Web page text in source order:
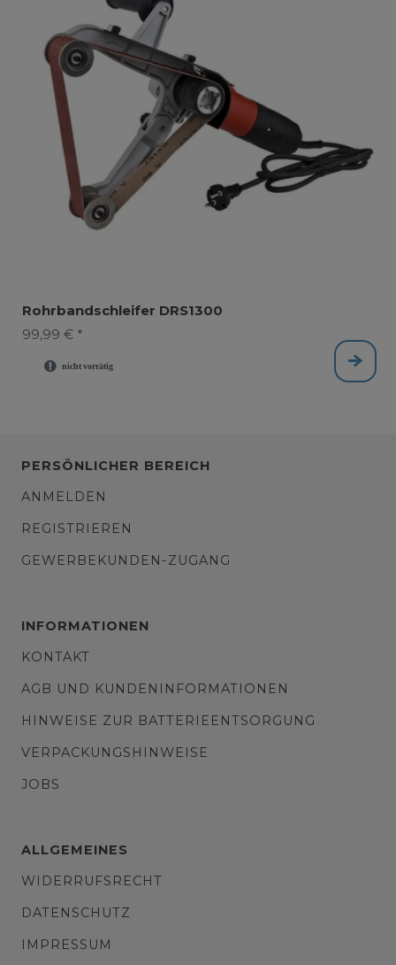
Rohrbandschleifer DRS1300
99,99 € *
PERSÖNLICHER BEREICH
ANMELDEN
REGISTRIEREN
GEWERBEKUNDEN-ZUGANG
INFORMATIONEN
KONTAKT
AGB UND KUNDENINFORMATIONEN
HINWEISE ZUR BATTERIEENTSORGUNG
VERPACKUNGSHINWEISE
JOBS
ALLGEMEINES
WIDERRUFSRECHT
DATENSCHUTZ
IMPRESSUM